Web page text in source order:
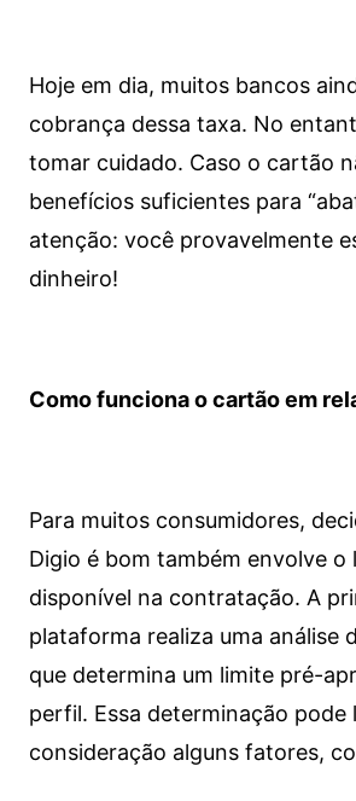
Hoje em dia, muitos bancos
cobrança dessa taxa. No
tomar cuidado. Caso o cartão
benefícios suficientes para
atenção: você provavelmente
dinheiro!
Como funciona o cartão em
Para muitos consumidores,
Digio é bom também envolve o
disponível na contratação. A
plataforma realiza uma análise
que determina um limite pré-
perfil. Essa determinação pode
consideração alguns fatores,